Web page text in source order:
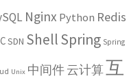
Nginx Python Redis
SDN ShellSpring Spring
Unix 中间件 云计算互